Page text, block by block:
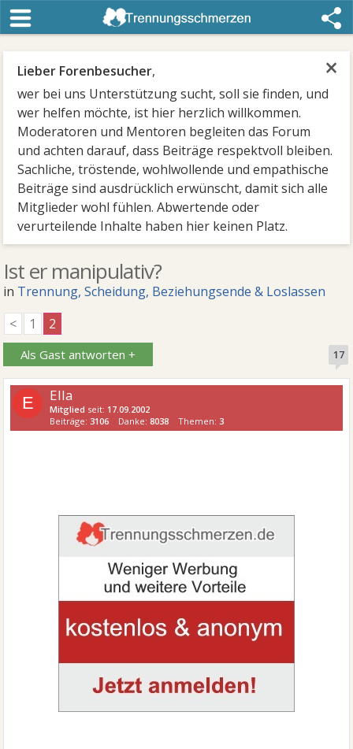
×
Lieber Forenbesucher,
wer bei uns Unterstützung sucht, soll sie finden, und
wer helfen möchte, ist hier herzlich willkommen.
Moderatoren und Mentoren begleiten das Forum
und achten darauf, dass Beiträge respektvoll bleiben.
Sachliche, tröstende, wohlwollende und empathische
Beiträge sind ausdrücklich erwünscht, damit sich alle
Mitglieder wohl fühlen. Abwertende oder
verurteilende Inhalte haben hier keinen Platz.
Ist er manipulativ?
in Trennung, Scheidung, Beziehungsende & Loslassen
<
1 2
Als Gast antworten + 17
E Ella
Mitglied seit: 17.09.2002
Beiträge:3106 Danke:8038 Themen:3